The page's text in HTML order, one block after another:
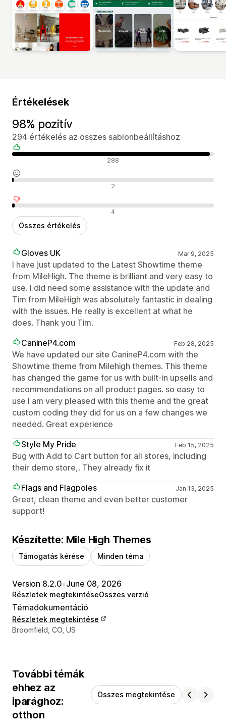
Értékelések
98% pozitív
294 értékelés az összes sablonbeállításhoz
Pozitív értékelések 288
Semleges értékelések 2
Negatív értékelések 4
Összes értékelés
Gloves UK Mar 9, 2025
I have just updated to the Latest Showtime theme
from MileHigh. The theme is brilliant and very easy to
use. I did need some assistance with the update and
Tim from MileHigh was absolutely fantastic in dealing
with the issues. He really is excellent at what he
does. Thank you Tim.
CanineP4.com
Feb 28, 2025
We have updated our site CanineP4.com with the
Showtime theme from Milehigh themes. This theme
has changed the game for us with built-in upsells and
recommendations on all product pages. so easy to
use I am very pleased with this theme and the great
custom coding they did for us on a few changes we
needed. Great experience
Style My Pride
Feb 15, 2025
Bug with Add to Cart button for all stores, including
their demo store,. They already fix it
Flags and Flagpoles
Jan 13, 2025
Great, clean theme and even better customer
support!
Készítette: Mile High Themes
Támogatás kérése Minden téma
Version 8.2.0•June 08, 2026
Részletek megtekintéseÖsszes verzió
Témadokumentáció
Részletek megtekintése
Dizájner kapcsolattartási adatai
Broomfield, CO, US
További témák
ehhez az
iparághoz:
otthon
Összes megtekintése